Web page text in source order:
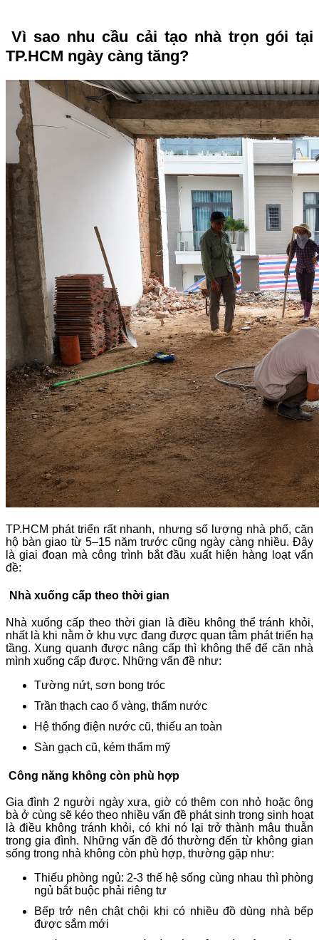
Vì sao nhu cầu cải tạo nhà trọn gói tại
TP.HCM ngày càng tăng?
TP.HCM phát triển rất nhanh, nhưng số lượng nhà phố, căn
hộ bàn giao từ 5–15 năm trước cũng ngày càng nhiều. Đây
là giai đoạn mà công trình bắt đầu xuất hiện hàng loạt vấn
đề:
Nhà xuống cấp theo thời gian
Nhà xuống cấp theo thời gian là điều không thể tránh khỏi,
nhất là khi nằm ở khu vực đang được quan tâm phát triển hạ
tầng. Xung quanh được nâng cấp thì không thể để căn nhà
mình xuống cấp được. Những vấn đề như:
Tường nứt, sơn bong tróc
Trần thạch cao ố vàng, thấm nước
Hệ thống điện nước cũ, thiếu an toàn
Sàn gạch cũ, kém thẩm mỹ
Công năng không còn phù hợp
Gia đình 2 người ngày xưa, giờ có thêm con nhỏ hoặc ông
bà ở cùng sẽ kéo theo nhiều vấn đề phát sinh trong sinh hoạt
là điều không tránh khỏi, có khi nó lại trở thành mâu thuẫn
trong gia đình. Những vấn đề đó thường đến từ không gian
sống trong nhà không còn phù hợp, thường gặp như:
Thiếu phòng ngủ: 2-3 thế hệ sống cùng nhau thì phòng
ngủ bắt buộc phải riêng tư
Bếp trở nên chật chội khi có nhiều đồ dùng nhà bếp
được sắm mới